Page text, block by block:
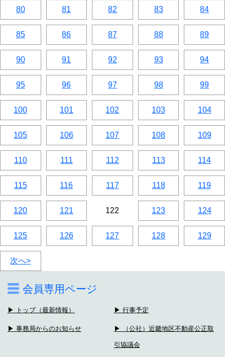
会員専用ページ
▶ トップ（最新情報） ▶ 行事予定
▶ 事務局からのお知らせ ▶ （公社）近畿地区不動産公正取
引協議会
80 81 82 83 84
85 86 87 88 89
90 91 92 93 94
95 96 97 98 99
100 101 102 103 104
105 106 107 108 109
110 111 112 113 114
115 116 117 118 119
120 121 122 123 124
125 126 127 128 129
次へ>